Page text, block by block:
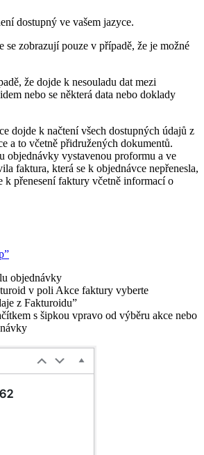
dostupný ve vašem jazyce.
se zobrazují pouze v případě, že je možné
že dojde k nesouladu dat mezi
nebo se některá data nebo doklady
dojde k načtení všech dostupných údajů z
a to včetně přidružených dokumentů.
objednávky vystavenou proformu a ve
faktura, která se k objednávce nepřenesla,
k přenesení faktury včetně informací o
objednávky
v poli Akce faktury vyberte
z Fakturoidu”
s šipkou vpravo od výběru akce nebo